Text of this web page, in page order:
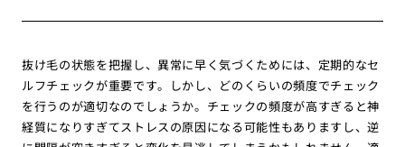
抜け毛の状態を把握し、異常に早く気づくためには、定期的なセ
ルフチェックが重要です。しかし、どのくらいの頻度でチェック
を行うのが適切なのでしょうか。チェックの頻度が高すぎると神
経質になりすぎてストレスの原因になる可能性もありますし、逆